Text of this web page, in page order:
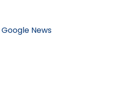
Google News